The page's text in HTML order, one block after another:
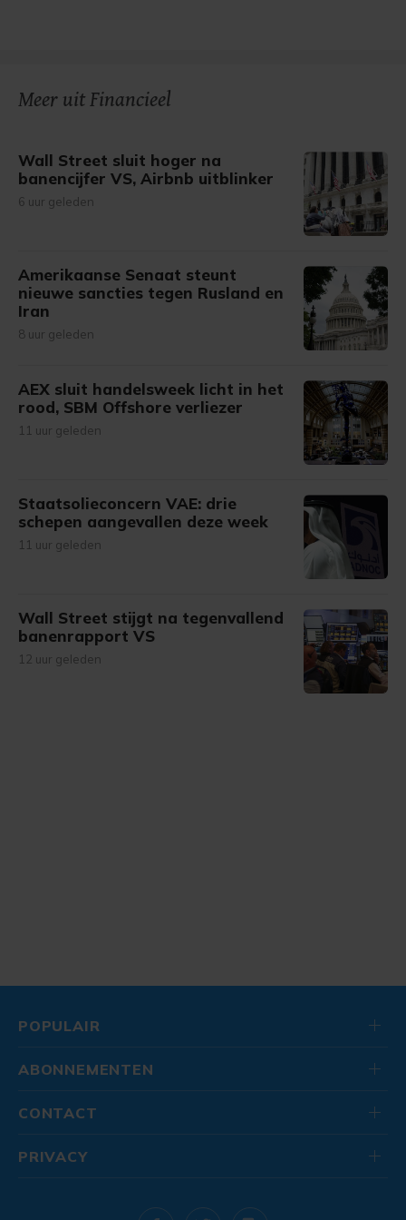
Meer uit Financieel
Wall Street sluit hoger na
banencijfer VS, Airbnb uitblinker
6 uur geleden
Amerikaanse Senaat steunt
nieuwe sancties tegen Rusland en
Iran
8 uur geleden
AEX sluit handelsweek licht in het
rood, SBM Offshore verliezer
11 uur geleden
Staatsolieconcern VAE: drie
schepen aangevallen deze week
11 uur geleden
Wall Street stijgt na tegenvallend
banenrapport VS
12 uur geleden
POPULAIR
ABONNEMENTEN
CONTACT
PRIVACY